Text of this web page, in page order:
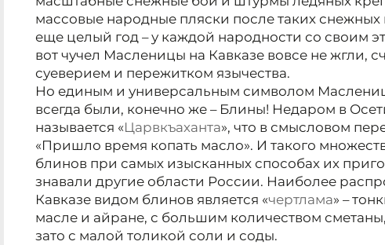
массовые народные пляски после таких
еще целый год – у каждой народности со своим
вот чучел Масленицы на Кавказе вовсе не жгли,
суеверием и пережитком язычества.
Но единым и универсальным символом
всегда были, конечно же – Блины! Недаром в
называется «Царвкъаханта», что в смысловом
«Пришло время копать масло». И такого
блинов при самых изысканных способах их
знавали другие области России. Наиболее
Кавказе видом блинов является «чертлама» –
масле и айране, с большим количеством
зато с малой толикой соли и соды.